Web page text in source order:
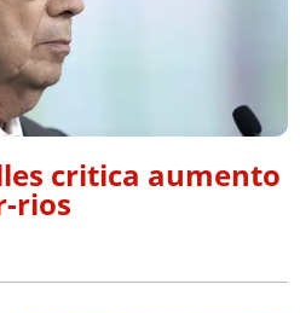
critica aumento
rios